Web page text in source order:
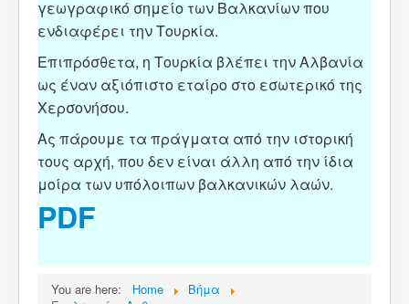
γεωγραφικό σημείο των Βαλκανίων που
ενδιαφέρει την Τουρκία.
Επιπρόσθετα, η Τουρκία βλέπει την Αλβανία
ως έναν αξιόπιστο εταίρο στο εσωτερικό της
Χερσονήσου.
Ας πάρουμε τα πράγματα από την ιστορική
τους αρχή, που δεν είναι άλλη από την ίδια
μοίρα των υπόλοιπων βαλκανικών λαών.
PDF
You are here: Home
Βήμα